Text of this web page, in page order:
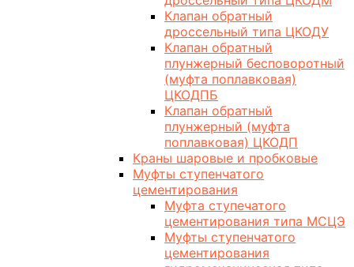
Клапан обратный
дроссельный типа ЦКОДУ
Клапан обратный
плунжерный бесповоротный
(муфта поплавковая)
ЦКОДПБ
Клапан обратный
плунжерный (муфта
поплавковая) ЦКОДП
Краны шаровые и пробковые
Муфты ступенчатого
цементирования
Муфта ступечатого
цементирования типа МСЦЭ
Муфты ступенчатого
цементирования